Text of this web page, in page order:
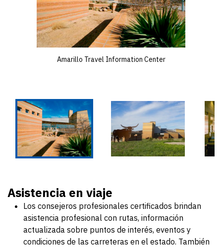
Amarillo Travel Information Center
Asistencia en viaje
Los consejeros profesionales certificados brindan
asistencia profesional con rutas, información
actualizada sobre puntos de interés, eventos y
condiciones de las carreteras en el estado. También